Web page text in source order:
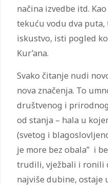
načina izvedbe itd.
tekuću vodu dva
iskustvo, isti pogled
Kur’ana.
Svako čitanje nudi
nova značenja. To
društvenog i
od stanja – hala u
(svetog i
je more bez obala” i
trudili, vježbali i ronili
najviše dubine, ostaje